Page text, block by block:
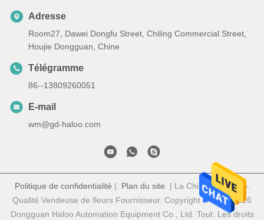
Adresse
Room27, Dawei Dongfu Street, Chiling Commercial Street,
Houjie Dongguan, Chine
Télégramme
86--13809260051
E-mail
wm@gd-haloo.com
Politique de confidentialité | Plan du site | La Chine est bonne.
Qualité Vendeuse de fleurs Fournisseur. Copyright © 2022-2026
Dongguan Haloo Automation Equipment Co., Ltd. Tout. Les droits